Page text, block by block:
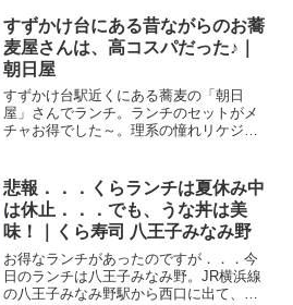
はスーパーやドラッグストア、クリーニ
ング店に飲食店．．．いろ...
すずかけ台にある昔ながらのお蕎
麦屋さんは、高コスパだった♪｜
朝日屋
すずかけ台駅近くにある蕎麦の「朝日
屋」さんでランチ。ランチのセットがメ
チャお得でした～。理系の憧れリケジョ
旧帝大、そして東京工業大学。幸運にも
お仕事で東工大にお邪魔する...
悲報．．．くらランチは夏休み中
は休止．．．でも、うな丼は美
味！｜くら寿司 八王子みなみ野
お得なランチがあったのですが．．．今
日のランチは八王子みなみ野。JR横浜線
の八王子みなみ野駅から西口に出て、ホ